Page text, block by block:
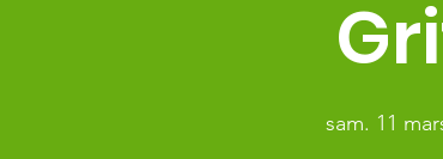
sam. 11